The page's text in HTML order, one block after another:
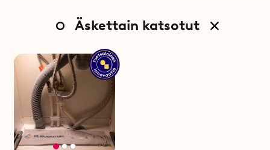
Materiaali: Nylonkaapeli
Väri: Valkoinen
Pituus: 50 cm
Leveys: 13 cm
Pituus, sensorikaapeli: 2 metriä
Langaton LAN: 2,4 GHz, WPA/WPA2
WiFi-taajuusalue: 2412 - 2484 MHz
Maksimi WiFi-lähetysteho: 20,5 dBm
Äskettain katsotut